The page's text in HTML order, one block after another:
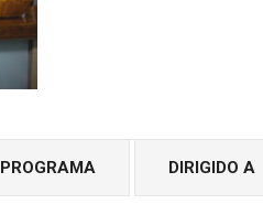
PROGRAMA DIRIGIDO A